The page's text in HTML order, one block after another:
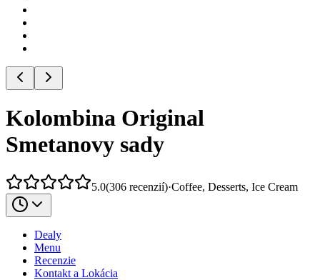
Kolombina Original
Smetanovy sady
5.0(306 recenzií)·Coffee, Desserts, Ice Cream
Dealy
Menu
Recenzie
Kontakt a Lokácia